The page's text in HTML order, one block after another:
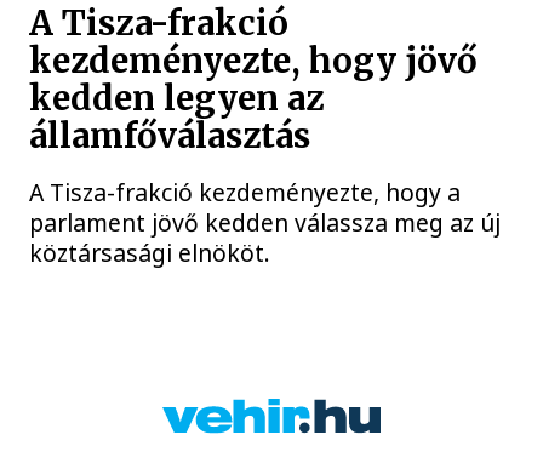
A Tisza-frakció
kezdeményezte, hogy jövő
kedden legyen az
államfőválasztás
A Tisza-frakció kezdeményezte, hogy a
parlament jövő kedden válassza meg az új
köztársasági elnököt.